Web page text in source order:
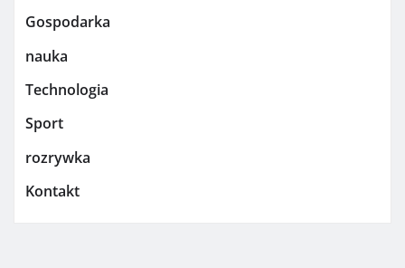
Gospodarka
nauka
Technologia
Sport
rozrywka
Kontakt